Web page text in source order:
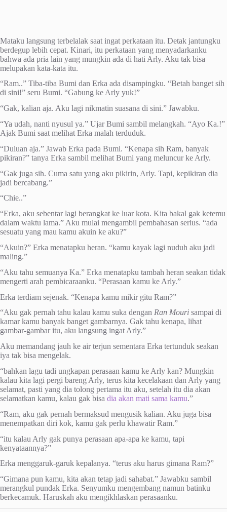
Mataku langsung terbelalak saat ingat perkataan itu. Detak jantungku
berdegup lebih cepat. Kinari, itu perkataan yang menyadarkanku
bahwa ada pria lain yang mungkin ada di hati Arly. Aku tak bisa
melupakan kata-kata itu.
“Ram..” Tiba-tiba Bumi dan Erka ada disampingku. “Betah banget sih
di sini!” seru Bumi. “Gabung ke Arly yuk!”
“Gak, kalian aja. Aku lagi nikmatin suasana di sini.” Jawabku.
“Ya udah, nanti nyusul ya.” Ujar Bumi sambil melangkah. “Ayo Ka.!”
Ajak Bumi saat melihat Erka malah terduduk.
“Duluan aja.” Jawab Erka pada Bumi. “Kenapa sih Ram, banyak
pikiran?” tanya Erka sambil melihat Bumi yang meluncur ke Arly.
“Gak juga sih. Cuma satu yang aku pikirin, Arly. Tapi, kepikiran dia
jadi bercabang.”
“Chie..”
“Erka, aku sebentar lagi berangkat ke luar kota. Kita bakal gak ketemu
dalam waktu lama.” Aku mulai mengambil pembahasan serius. “ada
sesuatu yang mau kamu akuin ke aku?”
“Akuin?” Erka menatapku heran. “kamu kayak lagi nuduh aku jadi
maling.”
“Aku tahu semuanya Ka.” Erka menatapku tambah heran seakan tidak
mengerti arah pembicaraanku. “Perasaan kamu ke Arly.”
Erka terdiam sejenak. “Kenapa kamu mikir gitu Ram?”
“Aku gak pernah tahu kalau kamu suka dengan Ran Mouri sampai di
kamar kamu banyak banget gambarnya. Gak tahu kenapa, lihat
gambar-gambar itu, aku langsung ingat Arly.”
Aku memandang jauh ke air terjun sementara Erka tertunduk seakan
iya tak bisa mengelak.
“bahkan lagu tadi ungkapan perasaan kamu ke Arly kan? Mungkin
kalau kita lagi pergi bareng Arly, terus kita kecelakaan dan Arly yang
selamat, pasti yang dia tolong pertama itu aku, setelah itu dia akan
selamatkan kamu, kalau gak bisa dia akan mati sama kamu.”
“Ram, aku gak pernah bermaksud mengusik kalian. Aku juga bisa
menempatkan diri kok, kamu gak perlu khawatir Ram.”
“itu kalau Arly gak punya perasaan apa-apa ke kamu, tapi
kenyataannya?”
Erka menggaruk-garuk kepalanya. “terus aku harus gimana Ram?”
“Gimana pun kamu, kita akan tetap jadi sahabat.” Jawabku sambil
merangkul pundak Erka. Senyumku mengembang namun batinku
berkecamuk. Haruskah aku mengikhlaskan perasaanku.